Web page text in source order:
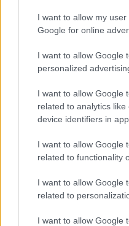
I want to allow my
Google for online
I want to allow Google
personalized
I want to allow Google
related to analytics
device identifiers in
I want to allow Google
related to functionality
I want to allow Google
related to
I want to allow Google